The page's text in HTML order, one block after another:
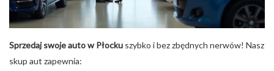
Sprzedaj swoje auto w Płocku szybko i bez zbędnych nerwów! Nasz
skup aut zapewnia: